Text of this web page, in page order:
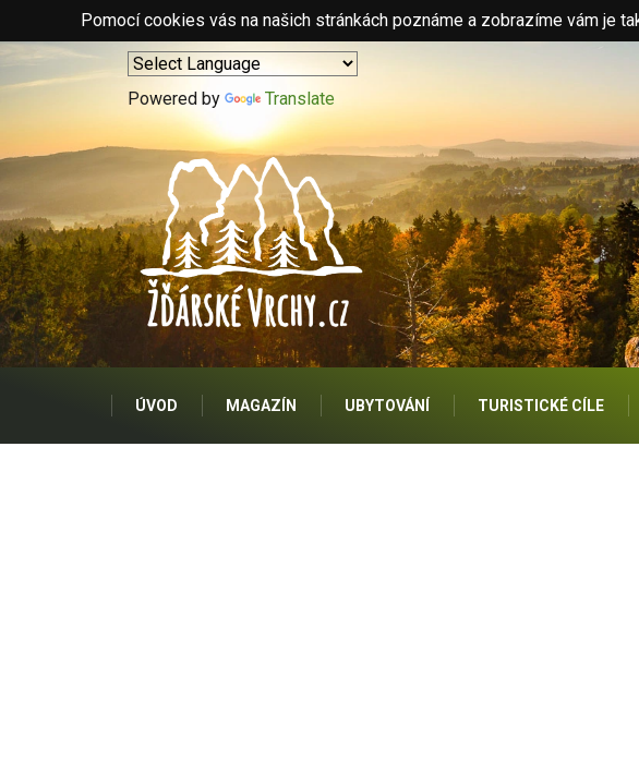
Pomocí cookies vás na našich stránkách poznáme a zobrazíme vám je
Powered by Translate
ÚVOD MAGAZÍN UBYTOVÁNÍ TURISTICKÉ CÍLE